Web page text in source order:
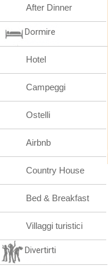
After Dinner
Dormire
Hotel
Campeggi
Ostelli
Airbnb
Country House
Bed & Breakfast
Villaggi turistici
Divertirti